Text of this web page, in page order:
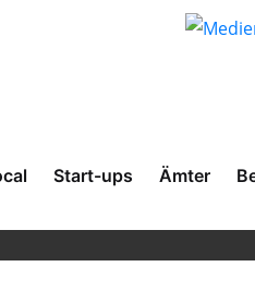
Start-ups Ämter